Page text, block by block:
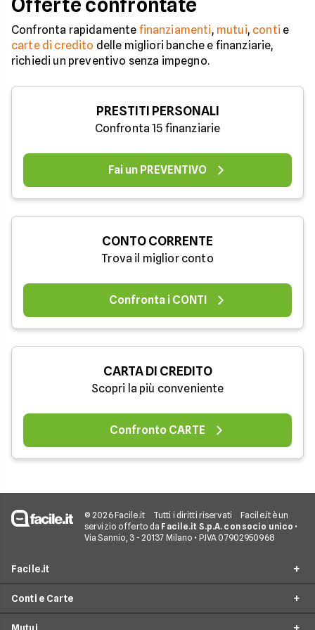
Offerte confrontate
Confronta rapidamente finanziamenti, mutui, conti e
carte di credito delle migliori banche e finanziarie,
richiedi un preventivo senza impegno.
PRESTITI PERSONALI
Confronta 15 finanziarie
Fai un PREVENTIVO
CONTO CORRENTE
Trova il miglior conto
Confronta i CONTI
CARTA DI CREDITO
Scopri la più conveniente
Confronto CARTE
© 2026 Facile.it Tutti i diritti riservati
Facile.it è un
servizio offerto da Facile.it S.p.A. con socio unico •
Via Sannio, 3 - 20137 Milano • P.IVA 07902950968
Facile.it
Conti e Carte